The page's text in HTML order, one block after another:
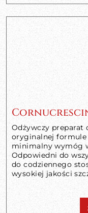
Odżywczy
oryginalnej formule
minimalny wymóg
Odpowiedni do
do codziennego
wysokiej jakości